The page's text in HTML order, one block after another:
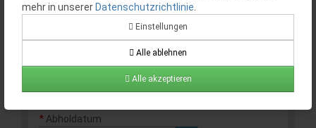
mehr in unserer Datenschutzrichtlinie
Einstellungen
Alle ablehnen
Alle akzeptieren
BP0002
21.47€
Abholdatum